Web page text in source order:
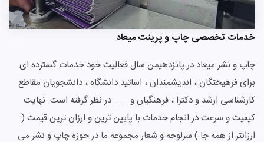
خدمات تخصصی چاپ و پرینت میعاد
چاپ و نشر میعاد در پانزدهیمن سال فعالیت خود خدمات گسترده ای
برای فرهیختگان ، اندیشمندان ، اساتید دانشگاه ، دانشجویان مقاطع
کارشناسی ارشد و دکترا ، فرهنگیان و ...... در نظر گرفته است. نهایت
کیفیت و سرعت در انجام خدمات با پایین ترین و ارزان ترین قیمت (
ارزانتر از همه جا ) سرلوحه و شعار مجموعه ما در حوزه چاپ و نشر می